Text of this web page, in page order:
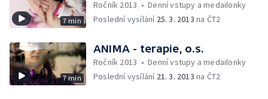
7 min
Ročník 2013 •Denní vstupy a medailonky
Poslední vysílání 25. 3. 2013 na ČT2
7 min
ANIMA - terapie, o.s.
Ročník 2013 •Denní vstupy a medailonky
Poslední vysílání 21. 3. 2013 na ČT2